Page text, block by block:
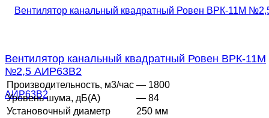
Вентилятор канальный квадратный Ровен ВРК-11М
№2,5 АИР63В2
Производительность, м3/час — 1800
Уровень шума, дБ(А)
— 84
Установочный диаметр
250 мм